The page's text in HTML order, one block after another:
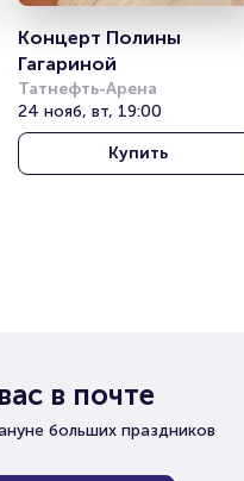
Концерт Полины
Гагариной
Татнефть-Арена
24 нояб, вт, 19:00
Купить
в почте
больших праздников